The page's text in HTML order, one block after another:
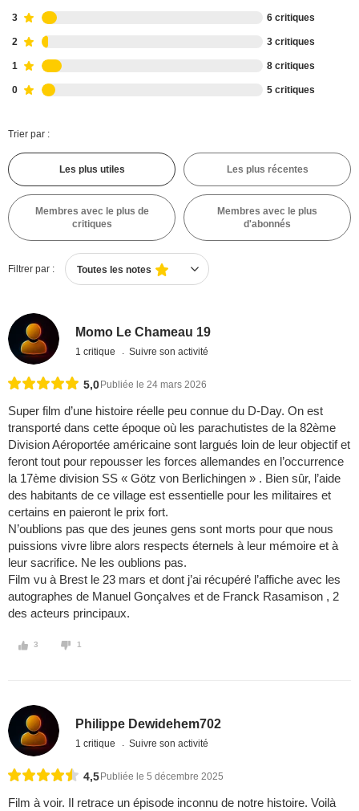
3 6 critiques
2 3 critiques
1 8 critiques
0 5 critiques
Trier par :
Les plus utiles Les plus récentes
Membres avec le plus de
critiques
Membres avec le plus
d'abonnés
Filtrer par : Toutes les notes
Momo Le Chameau 19
1 critique Suivre son activité
5,0 Publiée le 24 mars 2026
Super film d’une histoire réelle peu connue du D-Day. On est
transporté dans cette époque où les parachutistes de la 82ème
Division Aéroportée américaine sont largués loin de leur objectif et
feront tout pour repousser les forces allemandes en l’occurrence
la 17ème division SS « Götz von Berlichingen » . Bien sûr, l’aide
des habitants de ce village est essentielle pour les militaires et
certains en paieront le prix fort.
N’oublions pas que des jeunes gens sont morts pour que nous
puissions vivre libre alors respects éternels à leur mémoire et à
leur sacrifice. Ne les oublions pas.
Film vu à Brest le 23 mars et dont j’ai récupéré l’affiche avec les
autographes de Manuel Gonçalves et de Franck Rasamison , 2
des acteurs principaux.
3 1
Philippe Dewidehem702
1 critique Suivre son activité
4,5 Publiée le 5 décembre 2025
Film à voir. Il retrace un épisode inconnu de notre histoire. Voilà